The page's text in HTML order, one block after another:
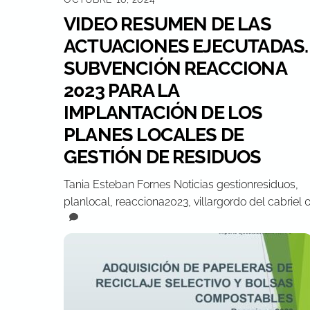
VIDEO RESUMEN DE LAS
ACTUACIONES EJECUTADAS.
SUBVENCIÓN REACCIONA
2023 PARA LA
IMPLANTACIÓN DE LOS
PLANES LOCALES DE
GESTIÓN DE RESIDUOS
Tania Esteban Fornes Noticias gestionresiduos
planlocal reacciona2023 villargordo del cabriel